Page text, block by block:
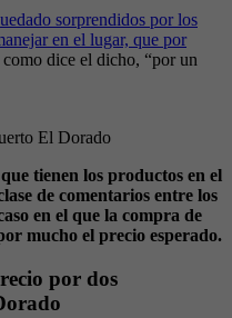
sorprendidos por los
en el lugar, que por
como dice el dicho, “por un
El Dorado
tienen los productos en el
de comentarios entre los
en el que la compra de
mucho el precio esperado.
por dos